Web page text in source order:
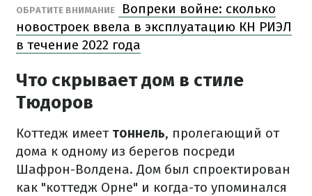
ОБРАТИТЕ ВНИМАНИЕ
Вопреки войне: сколько
новостроек ввела в эксплуатацию КН РИЭЛ
в течение 2022 года
Что скрывает дом в стиле
Тюдоров
Коттедж имееттоннель, пролегающий от
дома к одному из берегов посреди
Шафрон-Волдена. Дом был спроектирован
как "коттедж Орне" и когда-то упоминался